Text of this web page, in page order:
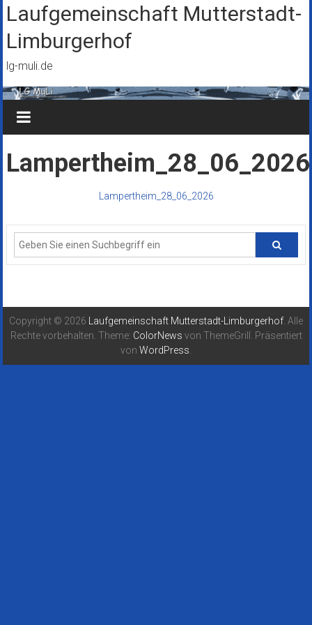
Zum
Inhalt
springen
Laufgemeinschaft Mutterstadt-
Limburgerhof
lg-muli.de
Lampertheim_28_06_2026
Lampertheim_28_06_2026
Copyright © 2026 Laufgemeinschaft Mutterstadt-Limburgerhof . Alle
Rechte vorbehalten. Theme: ColorNews von ThemeGrill. Präsentiert
von WordPress